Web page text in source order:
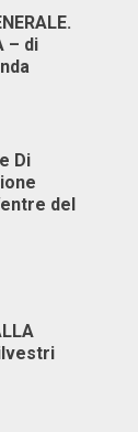
– di
Di
del